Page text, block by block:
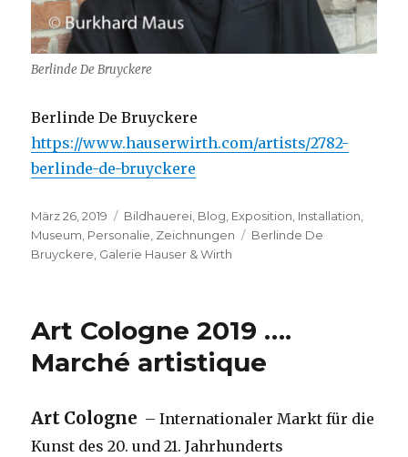
Berlinde De Bruyckere
Berlinde De Bruyckere
https://www.hauserwirth.com/artists/2782-
berlinde-de-bruyckere
Veröffentlicht
am
März 26, 2019 Kategorien
Bildhauerei, Blog, Exposition, Installation,
Museum, Personalie, Zeichnungen Schlagwörter
Berlinde De
Bruyckere, Galerie Hauser & Wirth
Art Cologne 2019 ….
Marché artistique
Art Cologne – Internationaler Markt für die
Kunst des 20. und 21. Jahrhunderts